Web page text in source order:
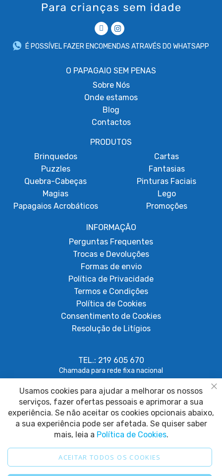
É POSSÍVEL FAZER ENCOMENDAS ATRAVÉS DO WHATSAPP
O PAPAGAIO SEM PENAS
Sobre Nós
Onde estamos
Blog
Contactos
PRODUTOS
Brinquedos
Puzzles
Quebra-Cabeças
Magias
Papagaios Acrobáticos
Cartas
Fantasias
Pinturas Faciais
Lego
Promoções
INFORMAÇÃO
Perguntas Frequentes
Trocas e Devoluções
Formas de envio
Política de Privacidade
Termos e Condições
Política de Cookies
Consentimento de Cookies
Resolução de Litígios
TEL.: 219 605 670
Chamada para rede fixa nacional
geral@papagaiosempenas.com
2025 © Papagaio sem Penas. Todos os direitos reservados.
Usamos cookies para ajudar a melhorar os nossos
serviços, fazer ofertas pessoais e aprimorar a sua
experiência. Se não aceitar os cookies opcionais abaixo,
a sua experiência pode ser afetada. Se quiser saber
mais, leia a Política de Cookies.
ACEITAR TODOS OS COOKIES